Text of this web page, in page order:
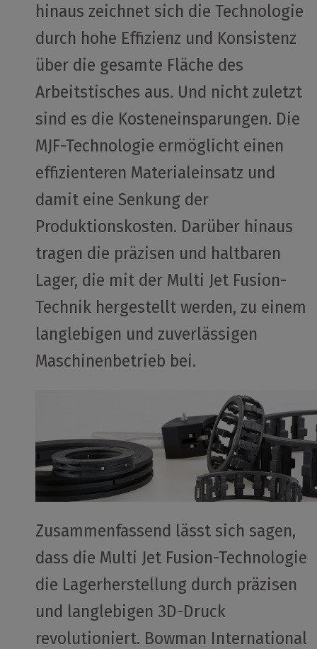
hinaus zeichnet sich die Technologie
durch hohe Effizienz und Konsistenz
über die gesamte Fläche des
Arbeitstisches aus. Und nicht zuletzt
sind es die Kosteneinsparungen. Die
MJF-Technologie ermöglicht einen
effizienteren Materialeinsatz und
damit eine Senkung der
Produktionskosten. Darüber hinaus
tragen die präzisen und haltbaren
Lager, die mit der Multi Jet Fusion-
Technik hergestellt werden, zu einem
langlebigen und zuverlässigen
Maschinenbetrieb bei.
Zusammenfassend lässt sich sagen,
dass die Multi Jet Fusion-Technologie
die Lagerherstellung durch präzisen
und langlebigen 3D-Druck
revolutioniert. Bowman International